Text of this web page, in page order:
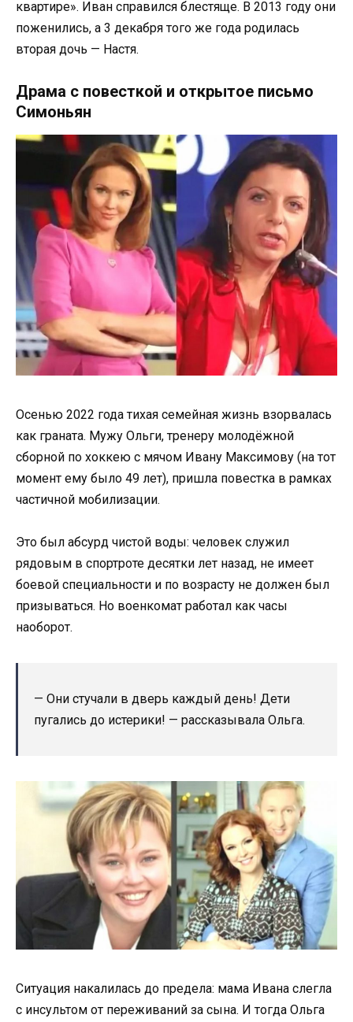
квартире». Иван справился блестяще. В 2013 году они
поженились, а 3 декабря того же года родилась
вторая дочь — Настя.
Драма с повесткой и открытое письмо
Симоньян
Осенью 2022 года тихая семейная жизнь взорвалась
как граната. Мужу Ольги, тренеру молодёжной
сборной по хоккею с мячом Ивану Максимову (на тот
момент ему было 49 лет), пришла повестка в рамках
частичной мобилизации.
Это был абсурд чистой воды: человек служил
рядовым в спортроте десятки лет назад, не имеет
боевой специальности и по возрасту не должен был
призываться. Но военкомат работал как часы
наоборот.
— Они стучали в дверь каждый день! Дети
пугались до истерики! — рассказывала Ольга.
Ситуация накалилась до предела: мама Ивана слегла
с инсультом от переживаний за сына. И тогда Ольга